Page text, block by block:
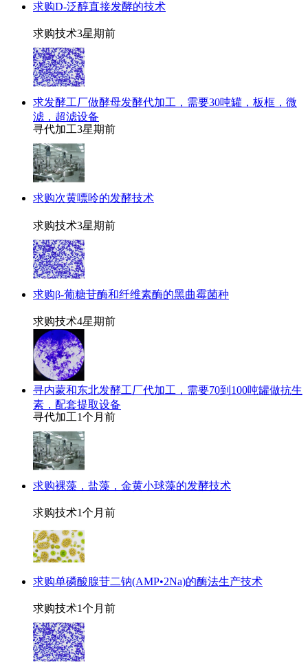
求购D-泛醇直接发酵的技术
求购技术3星期前
求发酵工厂做酵母发酵代加工，需要30吨罐，板框，微
滤，超滤设备
寻代加工3星期前
求购次黄嘌呤的发酵技术
求购技术3星期前
求购β-葡糖苷酶和纤维素酶的黑曲霉菌种
求购技术4星期前
寻内蒙和东北发酵工厂代加工，需要70到100吨罐做抗生
素，配套提取设备
寻代加工1个月前
求购裸藻，盐藻，金黄小球藻的发酵技术
求购技术1个月前
求购单磷酸腺苷二钠(AMP•2Na)的酶法生产技术
求购技术1个月前